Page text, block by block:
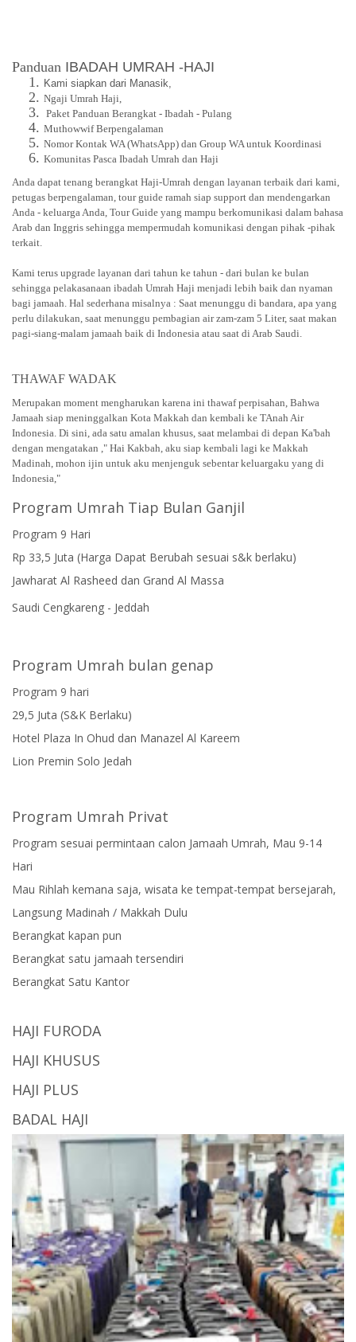
Panduan IBADAH UMRAH -HAJI
Kami siapkan dari Manasik,
Ngaji Umrah Haji,
Paket Panduan Berangkat - Ibadah - Pulang
Muthowwif Berpengalaman
Nomor Kontak WA (WhatsApp) dan Group WA untuk Koordinasi
Komunitas Pasca Ibadah Umrah dan Haji
Anda dapat tenang berangkat Haji-Umrah dengan layanan terbaik dari kami,
petugas berpengalaman, tour guide ramah siap support dan mendengarkan
Anda - keluarga Anda, Tour Guide yang mampu berkomunikasi dalam bahasa
Arab dan Inggris sehingga mempermudah komunikasi dengan pihak -pihak
terkait.
Kami terus upgrade layanan dari tahun ke tahun - dari bulan ke bulan
sehingga pelakasanaan ibadah Umrah Haji menjadi lebih baik dan nyaman
bagi jamaah. Hal sederhana misalnya : Saat menunggu di bandara, apa yang
perlu dilakukan, saat menunggu pembagian air zam-zam 5 Liter, saat makan
pagi-siang-malam jamaah baik di Indonesia atau saat di Arab Saudi.
THAWAF WADAK
Merupakan moment mengharukan karena ini thawaf perpisahan, Bahwa
Jamaah siap meninggalkan Kota Makkah dan kembali ke TAnah Air
Indonesia. Di sini, ada satu amalan khusus, saat melambai di depan Ka'bah
dengan mengatakan ," Hai Kakbah, aku siap kembali lagi ke Makkah
Madinah, mohon ijin untuk aku menjenguk sebentar keluargaku yang di
Indonesia,"
Program Umrah Tiap Bulan Ganjil
Program 9 Hari
Rp 33,5 Juta (Harga Dapat Berubah sesuai s&k berlaku)
Jawharat Al Rasheed dan Grand Al Massa
Saudi Cengkareng - Jeddah
Program Umrah bulan genap
Program 9 hari
29,5 Juta (S&K Berlaku)
Hotel Plaza In Ohud dan Manazel Al Kareem
Lion Premin Solo Jedah
Program Umrah Privat
Program sesuai permintaan calon Jamaah Umrah, Mau 9-14
Hari
Mau Rihlah kemana saja, wisata ke tempat-tempat bersejarah,
Langsung Madinah / Makkah Dulu
Berangkat kapan pun
Berangkat satu jamaah tersendiri
Berangkat Satu Kantor
HAJI FURODA
HAJI KHUSUS
HAJI PLUS
BADAL HAJI